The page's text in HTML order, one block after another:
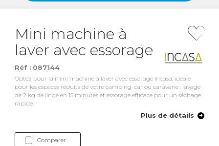
Mini machine à
laver avec essorage
Réf : 087144
Optez pour la mini machine à laver avec essorage Incasa, idéale
pour les espaces réduits de votre camping-car ou caravane : lavage
de 2 kg de linge en 15 minutes et essorage efficace pour un séchage
rapide.
Plus de détails
Comparer